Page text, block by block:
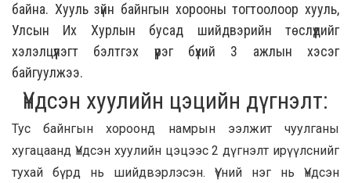
байна. Хууль зүйн байнгын хорооны тогтоолоор хууль,
Улсын Их Хурлын бусад шийдвэрийн төслүүдийг
хэлэлцүүлэгт бэлтгэх үүрэг бүхий 3 ажлын хэсэг
байгуулжээ.
Үндсэн хуулийн цэцийн дүгнэлт:
Тус байнгын хороонд намрын ээлжит чуулганы
хугацаанд Үндсэн хуулийн цэцээс 2 дүгнэлт ирүүлснийг
тухай бүрд нь шийдвэрлэсэн. Үүний нэг нь Үндсэн